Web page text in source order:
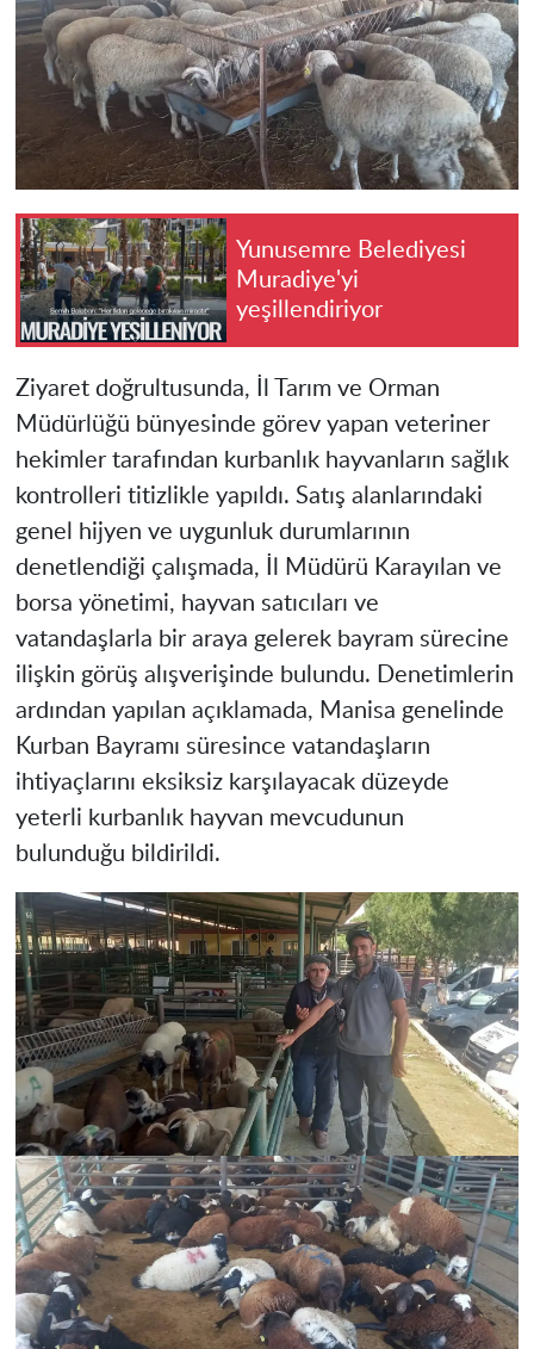
Yunusemre Belediyesi
Muradiye'yi
yeşillendiriyor
Ziyaret doğrultusunda, İl Tarım ve Orman
Müdürlüğü bünyesinde görev yapan veteriner
hekimler tarafından kurbanlık hayvanların sağlık
kontrolleri titizlikle yapıldı. Satış alanlarındaki
genel hijyen ve uygunluk durumlarının
denetlendiği çalışmada, İl Müdürü Karayılan ve
borsa yönetimi, hayvan satıcıları ve
vatandaşlarla bir araya gelerek bayram sürecine
ilişkin görüş alışverişinde bulundu. Denetimlerin
ardından yapılan açıklamada, Manisa genelinde
Kurban Bayramı süresince vatandaşların
ihtiyaçlarını eksiksiz karşılayacak düzeyde
yeterli kurbanlık hayvan mevcudunun
bulunduğu bildirildi.